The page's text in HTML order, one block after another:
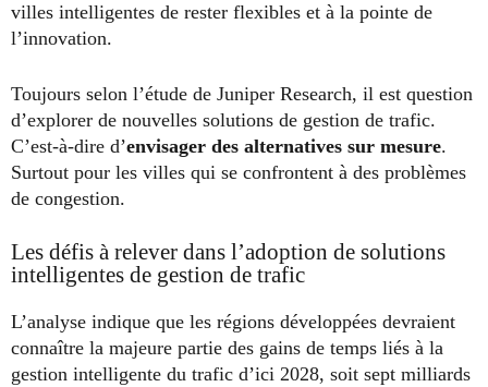
villes intelligentes de rester flexibles et à la pointe de
l’innovation.
Toujours selon l’étude de Juniper Research, il est question
d’explorer de nouvelles solutions de gestion de trafic.
C’est-à-dire d’envisager des alternatives sur mesure.
Surtout pour les villes qui se confrontent à des problèmes
de congestion.
Les défis à relever dans l’adoption de solutions
intelligentes de gestion de trafic
L’analyse indique que les régions développées devraient
connaître la majeure partie des gains de temps liés à la
gestion intelligente du trafic d’ici 2028, soit sept milliards